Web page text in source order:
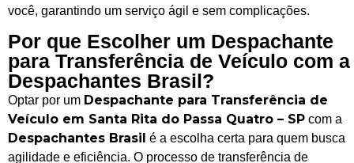
você, garantindo um serviço ágil e sem complicações.
Por que Escolher um Despachante
para Transferência de Veículo com a
Despachantes Brasil?
Optar por um Despachante para Transferência de
Veículo em Santa Rita do Passa Quatro – SP com a
Despachantes Brasil é a escolha certa para quem busca
agilidade e eficiência. O processo de transferência de